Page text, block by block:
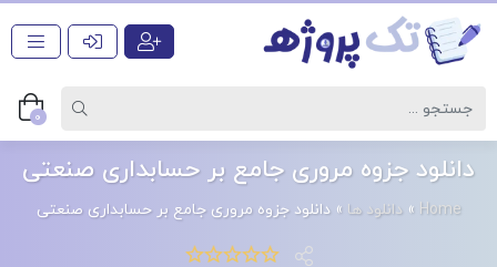
0
دانلود جزوه مروری جامع بر حسابداری صنعتی
Home
»دانلود ها »دانلود جزوه مروری جامع بر حسابداری صنعتی